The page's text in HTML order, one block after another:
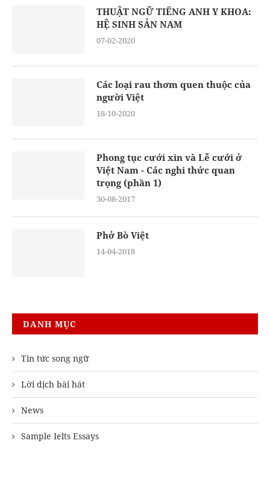
THUẬT NGỮ TIẾNG ANH Y KHOA:
HỆ SINH SẢN NAM
07-02-2020
Các loại rau thơm quen thuộc của
người Việt
18-10-2020
Phong tục cưới xin và Lễ cưới ở
Việt Nam - Các nghi thức quan
trọng (phần 1)
30-08-2017
Phở Bò Việt
14-04-2018
DANH MỤC
Tin tức song ngữ
Lời dịch bài hát
News
Sample Ielts Essays